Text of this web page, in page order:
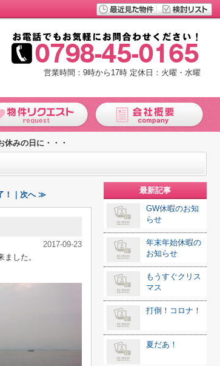
営業時間：9時から17時 定休日：火曜・水曜
休みの日に・・・
！｜次へ ≫
2017-09-23
した。
最新記事
GW休暇のお知
らせ
年末年始休暇の
お知らせ
もうすぐクリス
マス
打倒！コロナ！
夏だあ！